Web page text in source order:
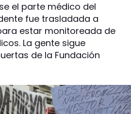
el parte médico del
fue trasladada a
estar monitoreada de
La gente sigue
de la Fundación